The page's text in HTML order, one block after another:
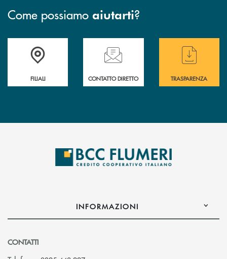
Come possiamo aiutarti?
Trova la filiale più vicina a te
FILIALI
Hai bisogno di assistenza immediata ?
CONTATTO DIRETTO
Hai bisogno di
TRASPARENZA
INFORMAZIONI
CONTATTI